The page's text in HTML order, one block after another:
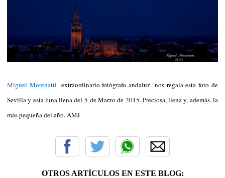
Miguel Morenatti -extraordinario fotógrafo andaluz- nos regala esta foto de
Sevilla y esta luna llena del 5 de Marzo de 2015. Preciosa, llena y, además, la
más pequeña del año. AMJ
OTROS ARTÍCULOS EN ESTE BLOG: